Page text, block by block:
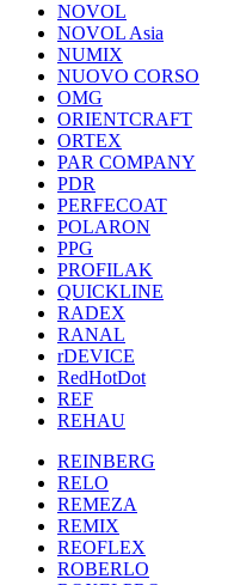
NOVOL
NOVOL Asia
NUMIX
NUOVO CORSO
OMG
ORIENTCRAFT
ORTEX
PAR COMPANY
PDR
PERFECOAT
POLARON
PPG
PROFILAK
QUICKLINE
RADEX
RANAL
rDEVICE
RedHotDot
REF
REHAU
REINBERG
RELO
REMEZA
REMIX
REOFLEX
ROBERLO